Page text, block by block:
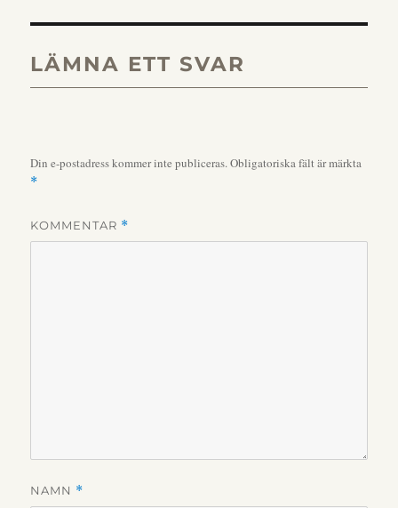
LÄMNA ETT SVAR
Din e-postadress kommer inte publiceras.Obligatoriska fält är märkta
*
KOMMENTAR *
NAMN *